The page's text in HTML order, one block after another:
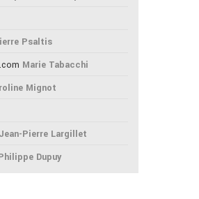
Psaltis
Marie Tabacchi
Mignot
Jean-Pierre Largillet
Dupuy